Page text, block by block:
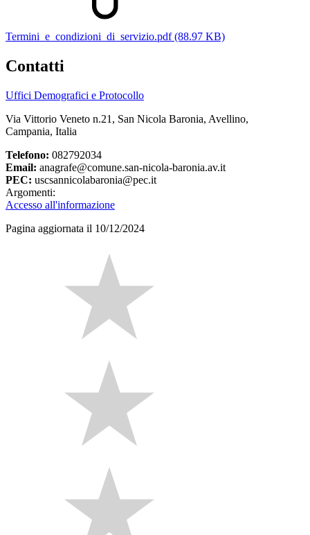
Termini_e_condizioni_di_servizio.pdf (88.97 KB)
Contatti
Uffici Demografici e Protocollo
Via Vittorio Veneto n.21, San Nicola Baronia, Avellino,
Campania, Italia
Telefono: 082792034
Email: anagrafe@comune.san-nicola-baronia.av.it
PEC: uscsannicolabaronia@pec.it
Argomenti:
Accesso all'informazione
Pagina aggiornata il 10/12/2024